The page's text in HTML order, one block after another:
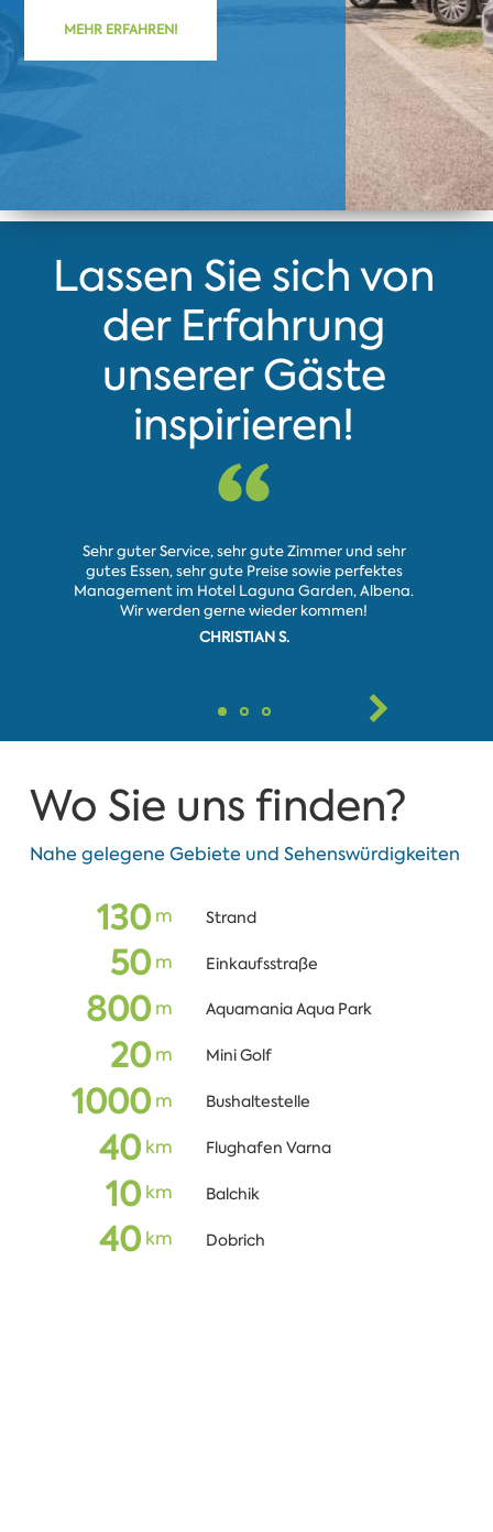
MEHR ERFAHREN!
Lassen Sie sich von
der Erfahrung
unserer Gäste
inspirieren!
Sehr guter Service, sehr gute Zimmer und sehr
gutes Essen, sehr gute Preise sowie perfektes
Management im Hotel Laguna Garden, Albena.
Wir werden gerne wieder kommen!
CHRISTIAN S.
Wo Sie uns finden?
Nahe gelegene Gebiete und Sehenswürdigkeiten
130m Strand
50m Einkaufsstraße
800m Aquamania Aqua Park
20m Mini Golf
1000m Bushaltestelle
40кm Flughafen Varna
10кm Balchik
40кm Dobrich